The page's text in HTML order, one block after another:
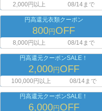
2,000円以上 08/14まで
円高還元衣類クーポン
800円OFF
8,000円以上 08/14まで
円高還元クーポンSALE！
2,000円OFF
100,000円以上 08/14まで
円高還元クーポンSALE！
6,000円OFF